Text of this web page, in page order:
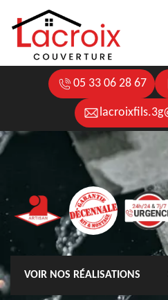
05 33 06 28 67
VOIR NOS RÉALISATIONS